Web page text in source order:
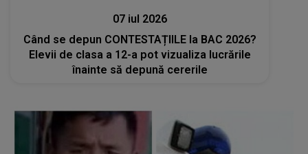
07 iul 2026
Când se depun CONTESTAȚIILE la BAC 2026?
Elevii de clasa a 12-a pot vizualiza lucrările
înainte să depună cererile